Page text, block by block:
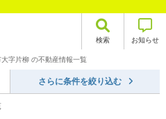
検索 お知らせ
字片柳 の不動産情報一覧
さらに条件を絞り込む